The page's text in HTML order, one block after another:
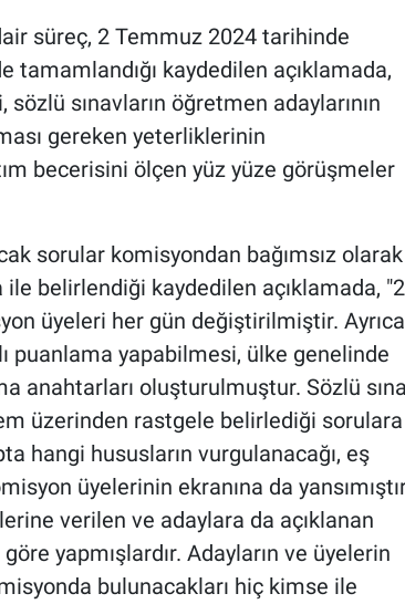
süreç, 2 Temmuz 2024 tarihinde
tamamlandığı kaydedilen açıklamada,
sınavların öğretmen adaylarının
gereken yeterliklerinin
becerisini ölçen yüz yüze görüşmeler
sorular komisyondan bağımsız olarak
belirlendiği kaydedilen açıklamada,
üyeleri her gün değiştirilmiştir. Ayrıca
puanlama yapabilmesi, ülke genelinde
anahtarları oluşturulmuştur. Sözlü
üzerinden rastgele belirlediği sorulara
hangi hususların vurgulanacağı, eş
üyelerinin ekranına da
verilen ve adaylara da açıklanan
yapmışlardır. Adayların ve üyelerin
bulunacakları hiç kimse ile